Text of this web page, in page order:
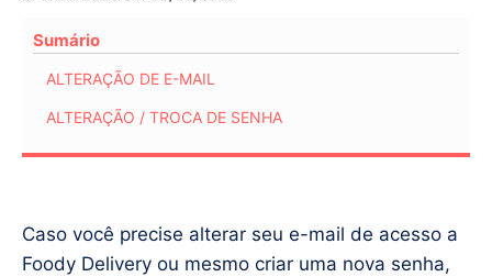
Sumário
ALTERAÇÃO DE E-MAIL
ALTERAÇÃO / TROCA DE SENHA
Caso você precise alterar seu e-mail de acesso a
Foody Delivery ou mesmo criar uma nova senha,